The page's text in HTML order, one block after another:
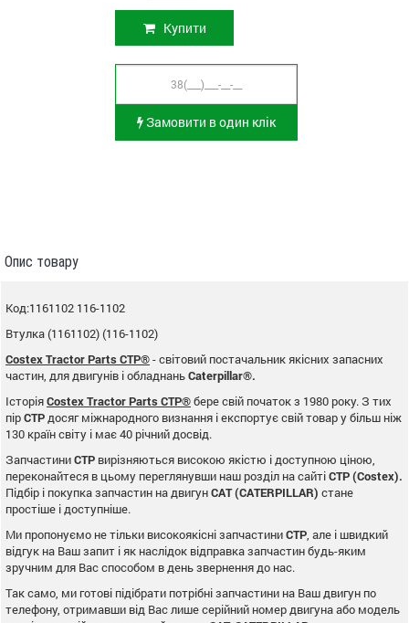
Купити
Замовити в один клік
Опис товару
Код:1161102 116-1102
Втулка (1161102) (116-1102)
Costex Tractor Parts CTP®- світовий постачальник якісних запасних
частин, для двигунів і обладнаньCaterpillar®.
ІсторіяCostex Tractor Parts CTP®бере свій початок з 1980 року. З тих
пірCTP досяг міжнародного визнання і експортує свій товар у більш ніж
130 країн світу і має 40 річний досвід.
ЗапчастиниCTP вирізняються високою якістю і доступною ціною,
переконайтеся в цьому переглянувши наш розділ на сайтіCTP (Costex).
Підбір і покупка запчастин на двигунCAT (CATERPILLAR) стане
простіше і доступніше.
Ми пропонуємо не тільки високоякісні запчастиниCTP , але і швидкий
відгук на Ваш запит і як наслідок відправка запчастин будь-яким
зручним для Вас способом в день звернення до нас.
Так само, ми готові підібрати потрібні запчастини на Ваш двигун по
телефону, отримавши від Вас лише серійний номер двигуна або модель